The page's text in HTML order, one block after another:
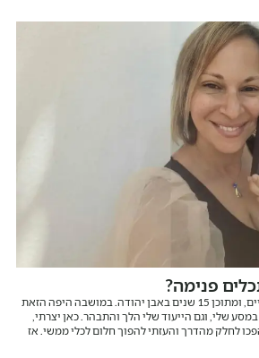
פנימה?
החודש אני חוגגת 50 שנות חיים, ומתוכן 15 שנים באבן יהודה. במושבה היפה הזאת
שלי, וגם הייעוד שלי הלך והתבהר. כאן יצרתי,
לחלק מהדרך והעזתי להפוך חלום לכלי ממשי. אז